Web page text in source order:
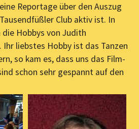
Reportage über den Auszug
Club aktiv ist. In
Hobbys von Judith
liebstes Hobby ist das Tanzen
so kam es, dass uns das Film-
schon sehr gespannt auf den